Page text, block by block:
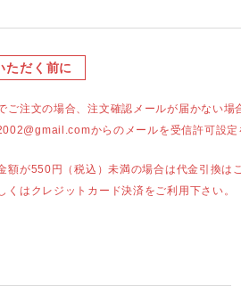
ただく前に
ご注文の場合、注文確認メールが届かない場
からのメールを受信許可設定
額が550円（税込）未満の場合は代金引換は
くはクレジットカード決済をご利用下さい。